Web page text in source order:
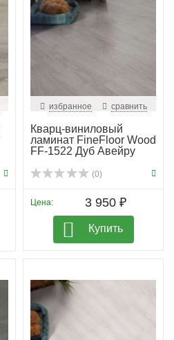
избранное сравнить
Кварц-виниловый
ламинат FineFloor Wood
FF-1522 Дуб Авейру
(0)
Цена: 3 950 ₽
Купить